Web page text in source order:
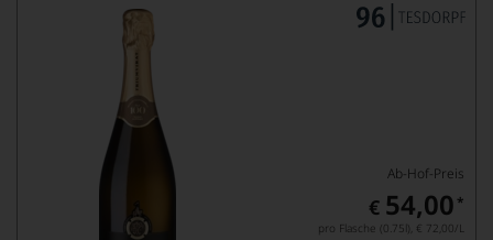
Ab-Hof-Preis
€ 54,00 *
pro Flasche (0.75l), € 72,00/L